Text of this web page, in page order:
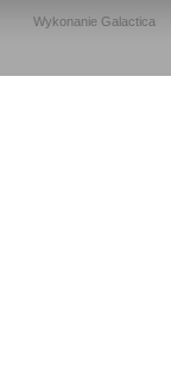
Wykonanie Galactica